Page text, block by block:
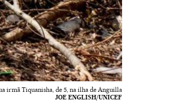
irmã Tiquanisha, de 5, na ilha de Anguilla
JOE ENGLISH/UNICEF